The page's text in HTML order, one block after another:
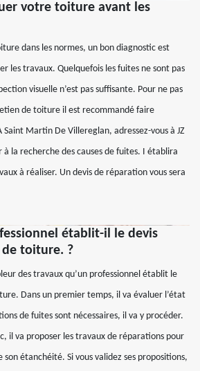
votre toiture avant les
dans les normes, un bon diagnostic est
les travaux. Quelquefois les fuites ne sont pas
visuelle n’est pas suffisante. Pour ne pas
de toiture il est recommandé faire
Martin De Villereglan, adressez-vous à JZ
la recherche des causes de fuites. I établira
à réaliser. Un devis de réparation vous sera
établit-il le devis
toiture. ?
des travaux qu’un professionnel établit le
Dans un premier temps, il va évaluer l’état
de fuites sont nécessaires, il va y procéder.
il va proposer les travaux de réparations pour
étanchéité. Si vous validez ses propositions,